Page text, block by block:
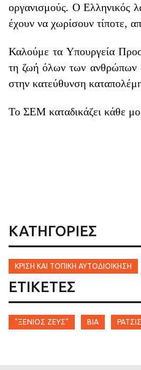
οργανισμούς. Ο Ελληνικός
έχουν να χωρίσουν τίποτε,
Καλούμε τα Υπουργεία
τη ζωή όλων των ανθρώπων
στην κατεύθυνση
Το ΣΕΜ καταδικάζει κάθε
ΚΑΤΗΓΟΡΙΕΣ
ΚΡΊΣΗ ΚΑΙ ΤΟΠΙΚΉ ΑΥΤΟΔΙΟΊΚΗΣΗ
ΕΤΙΚΈΤΕΣ
"ΞΈΝΙΟΣ ΖΕΥΣ" ΒΊΑ